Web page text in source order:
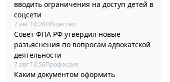
вводить ограничения на доступ детей в
соцсети
7 авг 14:20Общество
Совет ФПА РФ утвердил новые
разъяснения по вопросам адвокатской
деятельности
7 авг 13:56Профессия
Каким документом оформить